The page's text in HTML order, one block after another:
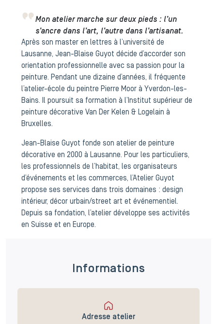
Mon atelier marche sur deux pieds : l’un
s’ancre dans l’art, l’autre dans l’artisanat.
Après son master en lettres à l’université de
Lausanne, Jean-Blaise Guyot décide d’accorder son
orientation professionnelle avec sa passion pour la
peinture. Pendant une dizaine d’années, il fréquente
l’atelier-école du peintre Pierre Moor à Yverdon-les-
Bains. Il poursuit sa formation à l’Institut supérieur de
peinture décorative Van Der Kelen & Logelain à
Bruxelles.
Jean-Blaise Guyot fonde son atelier de peinture
décorative en 2000 à Lausanne. Pour les particuliers,
les professionnels de l’habitat, les organisateurs
d’événements et les commerces, l’Atelier Guyot
propose ses services dans trois domaines : design
intérieur, décor urbain/street art et événementiel.
Depuis sa fondation, l’atelier développe ses activités
en Suisse et en Europe.
Informations
Adresse atelier